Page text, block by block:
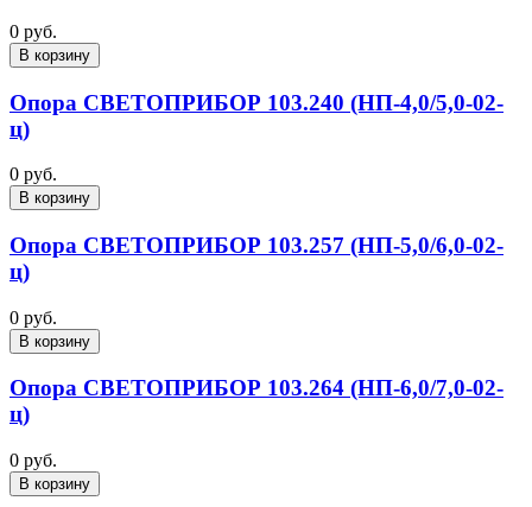
0 руб.
В корзину
Опора СВЕТОПРИБОР 103.240 (НП-4,0/5,0-02-
ц)
0 руб.
В корзину
Опора СВЕТОПРИБОР 103.257 (НП-5,0/6,0-02-
ц)
0 руб.
В корзину
Опора СВЕТОПРИБОР 103.264 (НП-6,0/7,0-02-
ц)
0 руб.
В корзину